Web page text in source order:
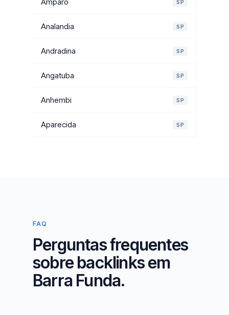
SP
Analandia SP
Andradina SP
Angatuba SP
Anhembi SP
Aparecida SP
FAQ
Perguntas frequentes
sobre backlinks em
Barra Funda.